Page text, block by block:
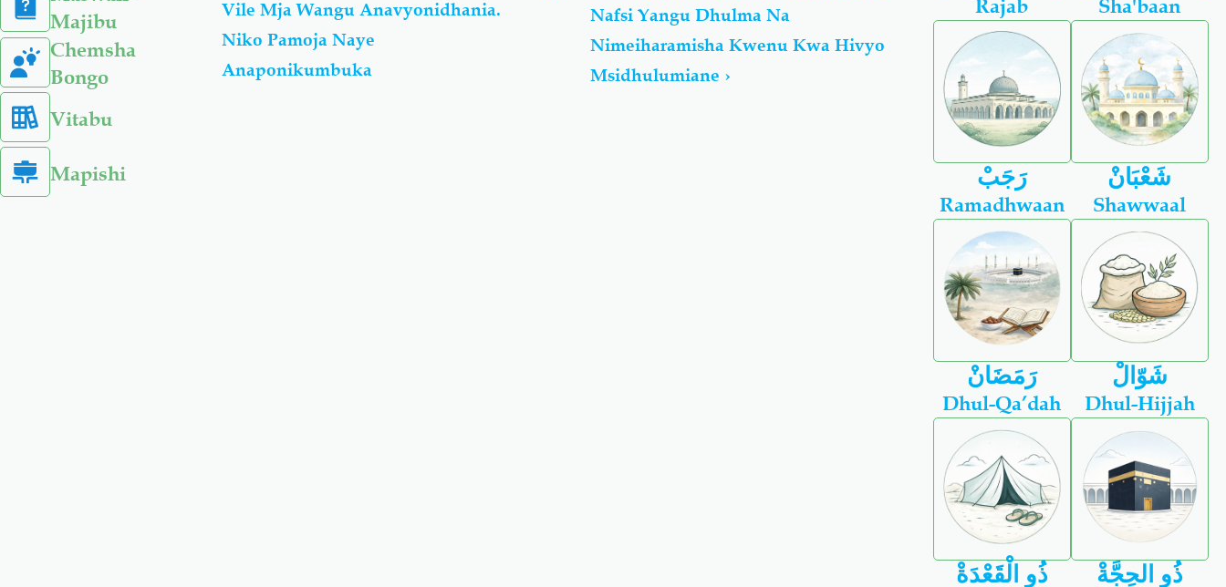
Majibu
Chemsha
Bongo
Vitabu
Mapishi
for
Al-
Al-
Vile Mja Wangu Anavyonidhania.
Niko Pamoja Naye
Anaponikumbuka
Nafsi Yangu Dhulma Na
Nimeiharamisha Kwenu Kwa Hivyo
Msidhulumiane ›
Rajab
رَجَبْ
Sha'baan
شَعْبَانْ
Ramadhwaan
رَمَضَانْ
Shawwaal
شَوّالْ
Dhul-Qa’dah
ذُو الْقَعْدَةْ
Dhul-Hijjah
ذُو الحِجَّةْ